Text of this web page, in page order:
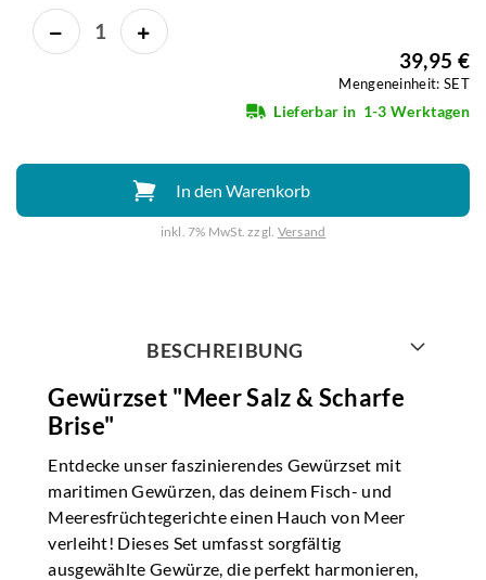
39,95 €
Mengeneinheit: SET
Lieferbar in 1-3 Werktagen
In den Warenkorb
inkl. 7% MwSt. zzgl. Versand
Weiter mit
BESCHREIBUNG
Gewürzset "Meer Salz & Scharfe
Brise"
Entdecke unser faszinierendes Gewürzset mit
maritimen Gewürzen, das deinem Fisch- und
Meeresfrüchtegerichte einen Hauch von Meer
verleiht! Dieses Set umfasst sorgfältig
ausgewählte Gewürze, die perfekt harmonieren,